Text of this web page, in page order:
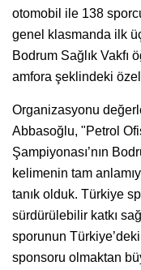
otomobil ile 138
genel klasmanda ilk
Bodrum Sağlık Vakfı
amfora şeklindeki
Organizasyonu
Abbasoğlu, "Petrol
Şampiyonası’nın
kelimenin tam
tanık olduk. Türkiye
sürdürülebilir katkı
sporunun
sponsoru olmaktan